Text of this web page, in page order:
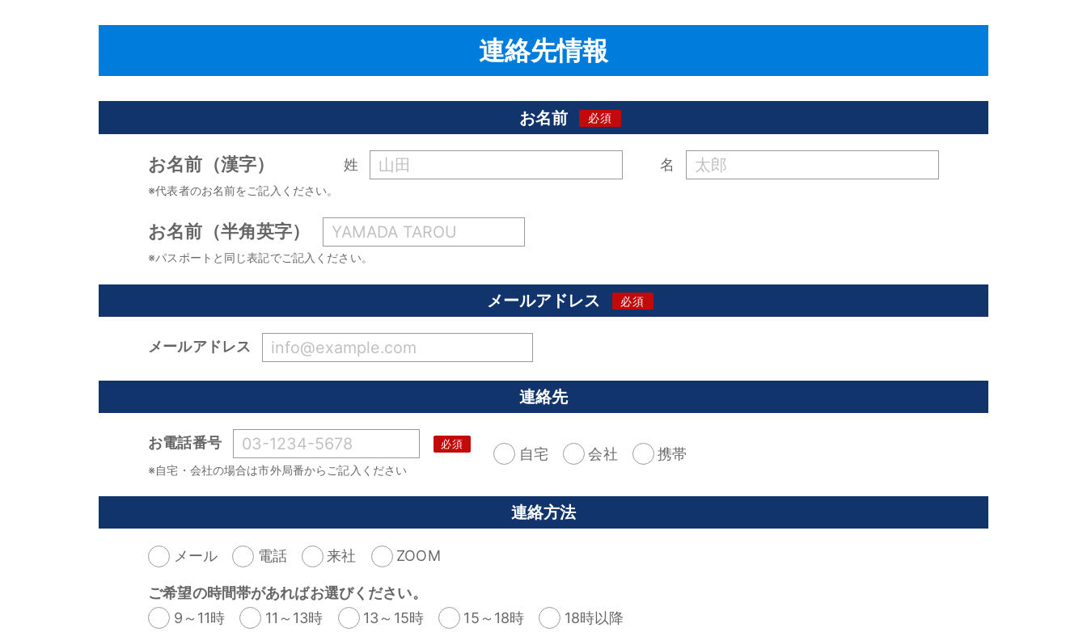
連絡先情報
お名前
お名前（漢字） 姓 名
※代表者のお名前をご記入ください。
お名前（半角英字）
※パスポートと同じ表記でご記入ください。
メールアドレス
メールアドレス
連絡先
お電話番号
※自宅・会社の場合は市外局番からご記入ください
自宅 会社 携帯
連絡方法
メール 電話 来社 ZOOM
ご希望の時間帯があればお選びください。
9～11時
11～13時 13～15時 15～18時 18時以降